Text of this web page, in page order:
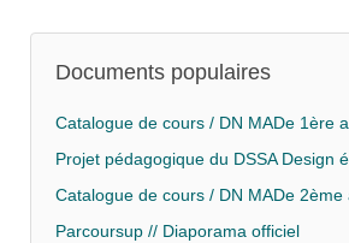
Documents populaires
Catalogue de cours / DN MADe 1ère
Projet pédagogique du DSSA Design
Catalogue de cours / DN MADe 2ème
Parcoursup // Diaporama officiel